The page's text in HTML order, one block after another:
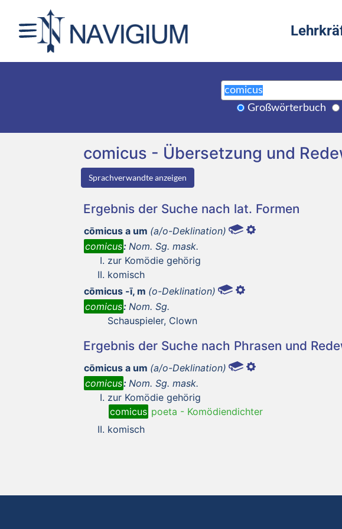
Großwörterbuch
comicus - Übersetzung und
Sprachverwandte anzeigen
Ergebnis der Suche nach lat. Formen
cōmicus a um (a/o-Deklination)
comicus: Nom. Sg. mask.
zur Komödie gehörig
komisch
cōmicus -ī, m (o-Deklination)
comicus: Nom. Sg.
Schauspieler, Clown
Ergebnis der Suche nach Phrasen und
cōmicus a um (a/o-Deklination)
comicus: Nom. Sg. mask.
zur Komödie gehörig
comicus poeta - Komödiendichter
komisch